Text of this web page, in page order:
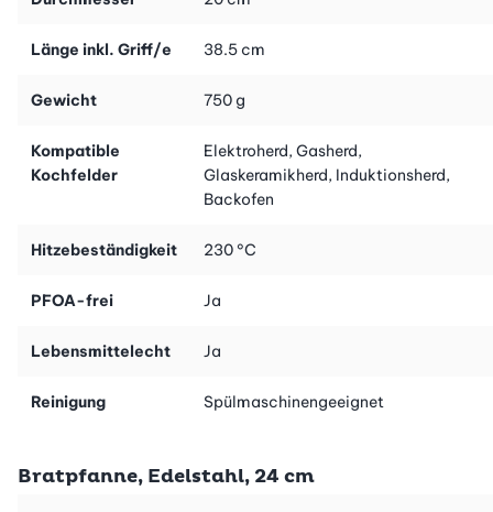
Länge inkl. Griff/e 38.5 cm
Gewicht 750 g
Kompatible
Kochfelder
Elektroherd, Gasherd,
Glaskeramikherd, Induktionsherd,
Backofen
Hitzebeständigkeit 230 °C
PFOA-frei Ja
Lebensmittelecht Ja
Reinigung Spülmaschinengeeignet
Bratpfanne, Edelstahl, 24 cm